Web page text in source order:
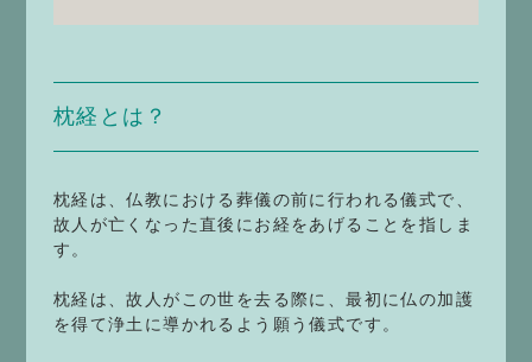
枕経とは？
枕経は、仏教における葬儀の前に行われる儀式で、
故人が亡くなった直後にお経をあげることを指しま
す。
枕経は、故人がこの世を去る際に、最初に仏の加護
を得て浄土に導かれるよう願う儀式です。